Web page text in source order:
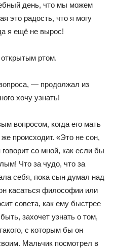
день, что мы можем
это радость, что я могу
я ещё не вырос!
ртом.
— продолжал из
хочу узнать!
вопросом, когда его мать
происходит. «Это не сон,
со мной, как если бы
Что за чудо, что за
себя, пока сын думал над
касаться философии или
совета, как ему быстрее
захочет узнать о том,
с которым бы он
Мальчик посмотрел в